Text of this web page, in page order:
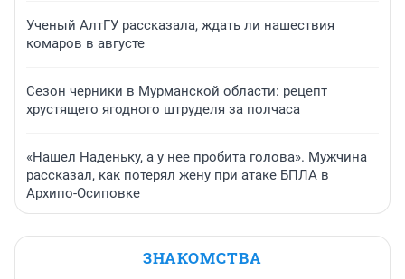
Ученый АлтГУ рассказала, ждать ли нашествия
комаров в августе
Сезон черники в Мурманской области: рецепт
хрустящего ягодного штруделя за полчаса
«Нашел Наденьку, а у нее пробита голова». Мужчина
рассказал, как потерял жену при атаке БПЛА в
Архипо-Осиповке
ЗНАКОМСТВА